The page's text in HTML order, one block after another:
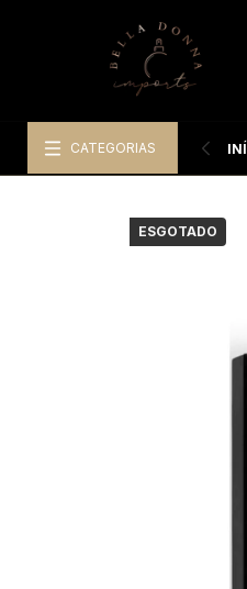
CATEGORIAS
ESGOTADO